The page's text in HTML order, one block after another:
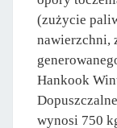
(zużycie
nawierzchni,
Hankook
wynosi 750